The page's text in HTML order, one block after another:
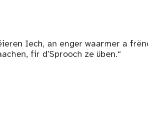
Iech, an enger waarmer a
fir d’Sprooch ze üben.“